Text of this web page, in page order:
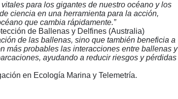
para los gigantes de nuestro océano y los
ciencia en una herramienta para la acción,
que cambia rápidamente.”
de Ballenas y Delfines (Australia)
de las ballenas, sino que también beneficia a
más probables las interacciones entre ballenas y
ayudando a reducir riesgos y pérdidas
en Ecología Marina y Telemetría.